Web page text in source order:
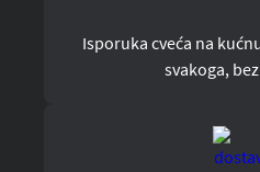
Isporuka cveća na
svakoga,